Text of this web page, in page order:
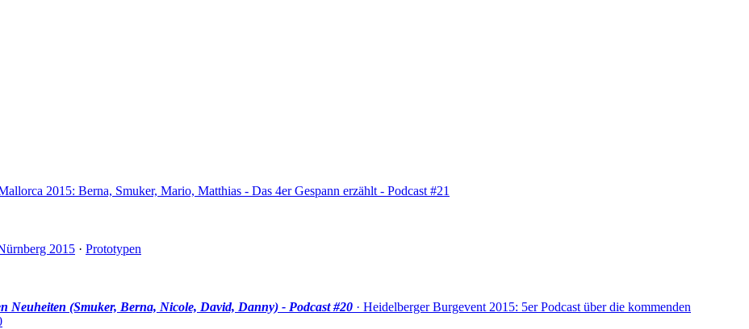
2015: Berna, Smuker, Mario, Matthias - Das 4er Gespann erzählt - Podcast #21
2015 · Prototypen
Neuheiten (Smuker, Berna, Nicole, David, Danny) - Podcast #20 · Heidelberger Burgevent 2015: 5er Podcast über die kommenden